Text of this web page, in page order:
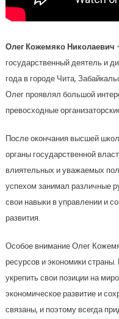
Олег Кожемяко Николаевич
государственный деятель и
года в городе Чита,
Олег проявлял большой
превосходные
После окончания высшей
органы государственной
влиятельных и уважаемых
успехом занимал различные
свои навыки в управлении и
развития.
Особое внимание Олег
ресурсов и экономики
укрепить свои позиции на
экономическое развитие и
связаны, и поэтому всегда